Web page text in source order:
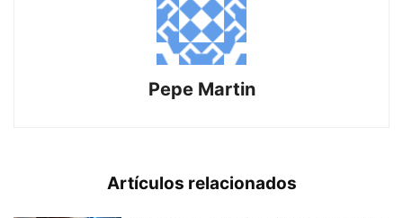
Pepe Martin
Artículos relacionados